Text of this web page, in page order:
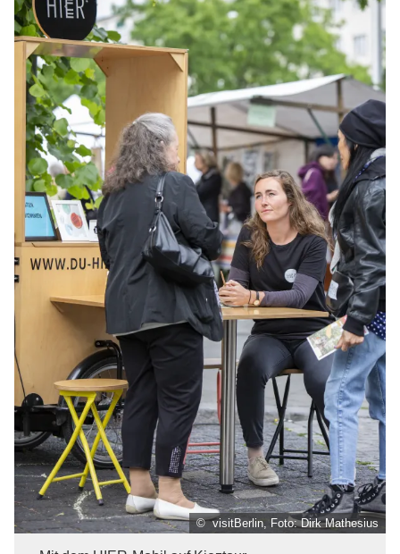
© visitBerlin, Foto: Dirk Mathesius